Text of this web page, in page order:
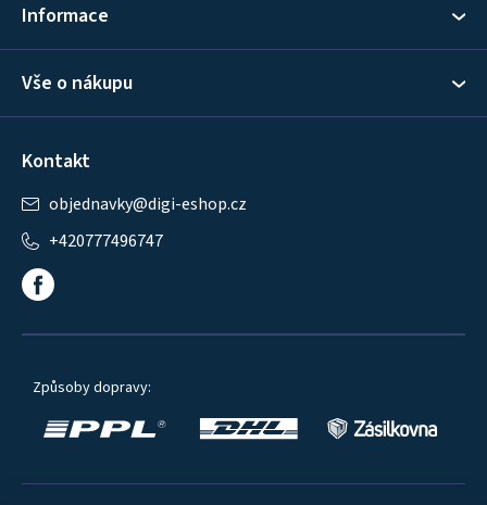
Informace
Vše o nákupu
Kontakt
objednavky@digi-eshop.cz
+420777496747
Způsoby dopravy: